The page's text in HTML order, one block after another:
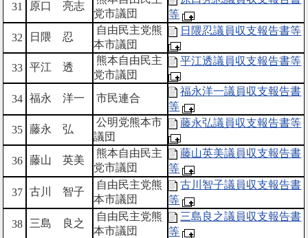
31 原口 亮志
党市議団
等
32
日隈 忍
自由民主党熊
本市議団
日隈忍議員収支報告書等
33 平江 透
熊本自由民主
党市議団
平江透議員収支報告書等
34 福永 洋一 市民連合
福永洋一議員収支報告書
等
35 藤永 弘
公明党熊本市
議団
藤永弘議員収支報告書等
36 藤山 英美
熊本自由民主
党市議団
藤山英美議員収支報告書
等
37 古川 智子
自由民主党熊
本市議団
古川智子議員収支報告書
等
38 三島 良之
自由民主党熊
本市議団
三島良之議員収支報告書
等